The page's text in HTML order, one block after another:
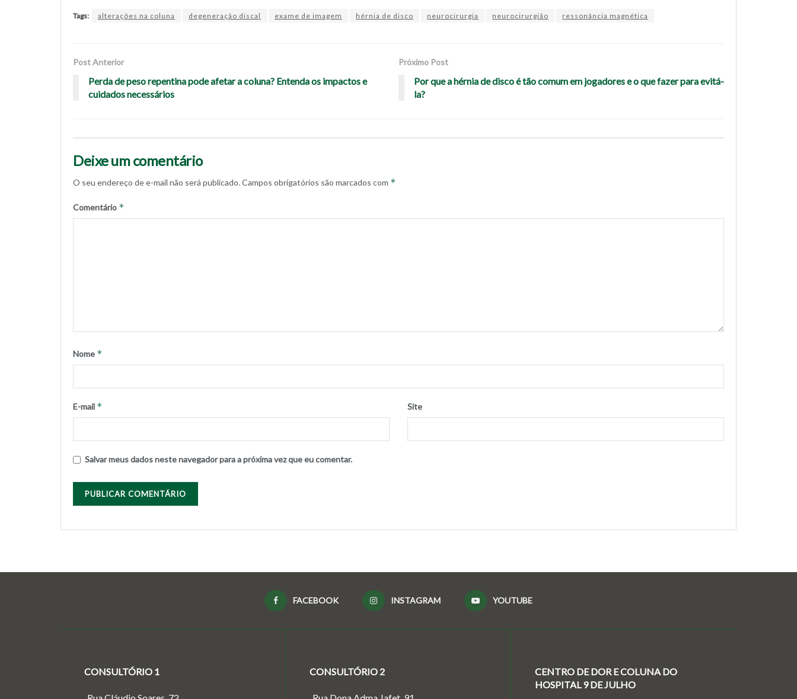
Tags: alterações na coluna degeneração discal exame de imagem hérnia de disco neurocirurgia neurocirurgião ressonância magnética
Post Anterior
Perda de peso repentina pode afetar a coluna? Entenda os impactos e
cuidados necessários
Próximo Post
Por que a hérnia de disco é tão comum em jogadores e o que fazer para evitá-
la?
Deixe um comentário
O seu endereço de e-mail não será publicado.Campos obrigatórios são marcados com *
Comentário *
Nome *
E-mail * Site
Salvar meus dados neste navegador para a próxima vez que eu comentar.
FACEBOOK INSTAGRAM YOUTUBE
CONSULTÓRIO 1 CONSULTÓRIO 2
CENTRO DE DOR E COLUNA DO
HOSPITAL 9 DE JULHO